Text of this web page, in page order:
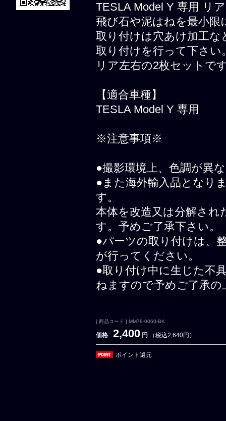
TESLA Model Y 専用 リ
飛び石や泥はねを最小限
取り付けは穴あけ加工
取り付けを行って下さい
リア左右の2枚セットで
【適合車種】
TESLA Model Y 専用
※注意事項※
●撮影環境上、色調が異
●また海外輸入品となり
す。
本体を改造又は分解され
す。予めご了承下さい。
●パーツの取り付けは、
が行ってください。
●取り付け中に生じた不
ねますので予めご了承
[ 商品コード ] MM78-0060-BK
価格 2,400 円 （税込2,640円）
ポイント還元